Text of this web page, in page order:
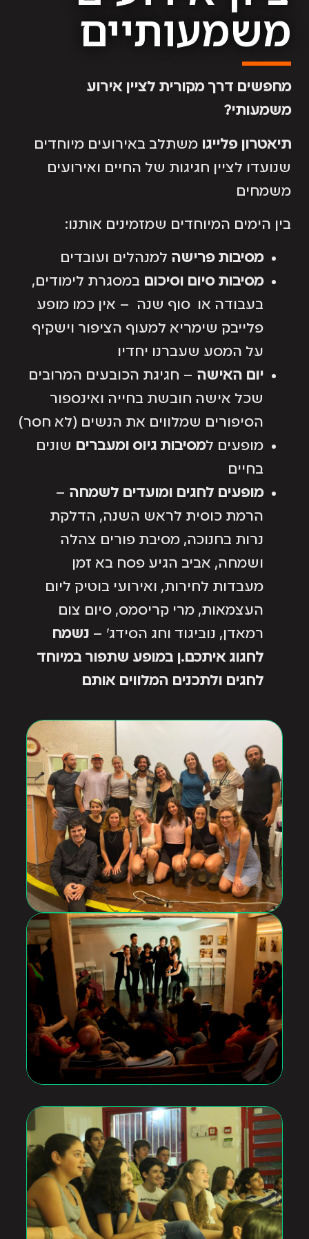
משמעותיים
מחפשים דרך מקורית לציין אירוע
משמעותי?
תיאטרון פלייגו משתלב באירועים מיוחדים
שנועדו לציין חגיגות של החיים ואירועים
משמחים
בין הימים המיוחדים שמזמינים אותנו:
מסיבות פרישה למנהלים ועובדים
מסיבות סיום וסיכום במסגרת לימודים,
בעבודה או סוף שנה – אין כמו מופע
פלייבק שימריא למעוף הציפור וישקיף
על המסע שעברנו יחדיו
יום האישה – חגיגת הכובעים המרובים
שכל אישה חובשת בחייה ואינספור
הסיפורים שמלווים את הנשים (לא חסר)
מופעים למסיבות גיוס ומעברים שונים
בחיים
מופעים לחגים ומועדים לשמחה –
הרמת כוסית לראש השנה, הדלקת
נרות בחנוכה, מסיבת פורים צהלה
ושמחה, אביב הגיע פסח בא זמן
מעבדות לחירות, ואירועי בוטיק ליום
העצמאות, מרי קריסמס, סיום צום
רמאדן, נוביגוד וחג הסידג' – נשמח
לחגוג איתכם.ן במופע שתפור במיוחד
לחגים ולתכנים המלווים אותם